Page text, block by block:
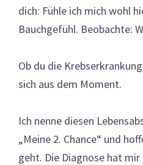
dich: Fühle ich mich wohl
Bauchgefühl. Beobachte:
Ob du die
sich aus dem Moment.
Ich nenne diesen
„Meine 2. Chance“ und
geht. Die Diagnose hat